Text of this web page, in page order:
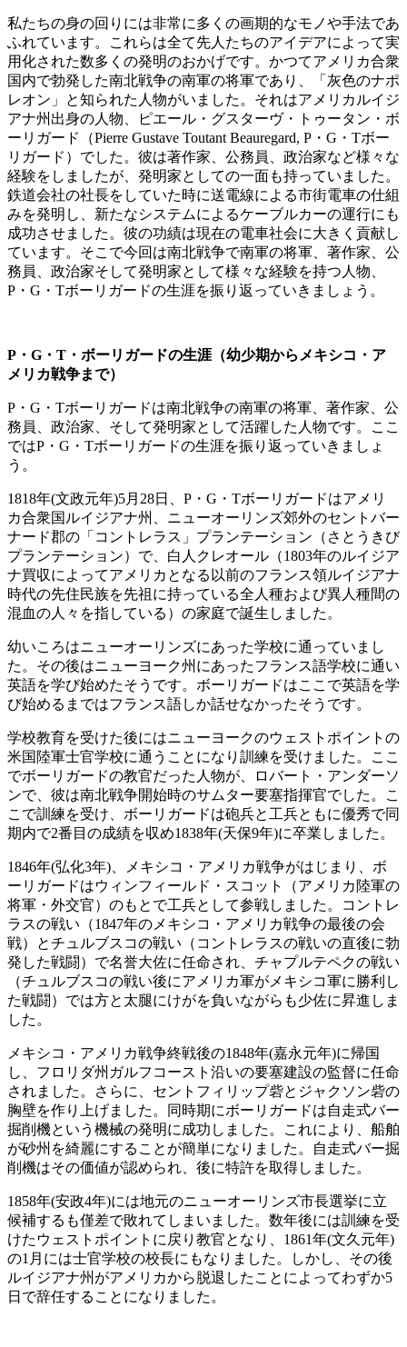
私たちの身の回りには非常に多くの画期的なモノや手法であ
ふれています。これらは全て先人たちのアイデアによって実
用化された数多くの発明のおかげです。かつてアメリカ合衆
国内で勃発した南北戦争の南軍の将軍であり、「灰色のナポ
レオン」と知られた人物がいました。それはアメリカルイジ
アナ州出身の人物、ピエール・グスターヴ・トゥータン・ボ
ーリガード（Pierre Gustave Toutant Beauregard, P・G・Tボー
リガード）でした。彼は著作家、公務員、政治家など様々な
経験をしましたが、発明家としての一面も持っていました。
鉄道会社の社長をしていた時に送電線による市街電車の仕組
みを発明し、新たなシステムによるケーブルカーの運行にも
成功させました。彼の功績は現在の電車社会に大きく貢献し
ています。そこで今回は南北戦争で南軍の将軍、著作家、公
務員、政治家そして発明家として様々な経験を持つ人物、
P・G・Tボーリガードの生涯を振り返っていきましょう。
P・G・T・ボーリガードの生涯（幼少期からメキシコ・ア
メリカ戦争まで）
P・G・Tボーリガードは南北戦争の南軍の将軍、著作家、公
務員、政治家、そして発明家として活躍した人物です。ここ
ではP・G・Tボーリガードの生涯を振り返っていきましょ
う。
1818年(文政元年)5月28日、P・G・Tボーリガードはアメリ
カ合衆国ルイジアナ州、ニューオーリンズ郊外のセントバー
ナード郡の「コントレラス」プランテーション（さとうきび
プランテーション）で、白人クレオール（1803年のルイジア
ナ買収によってアメリカとなる以前のフランス領ルイジアナ
時代の先住民族を先祖に持っている全人種および異人種間の
混血の人々を指している）の家庭で誕生しました。
幼いころはニューオーリンズにあった学校に通っていまし
た。その後はニューヨーク州にあったフランス語学校に通い
英語を学び始めたそうです。ボーリガードはここで英語を学
び始めるまではフランス語しか話せなかったそうです。
学校教育を受けた後にはニューヨークのウェストポイントの
米国陸軍士官学校に通うことになり訓練を受けました。ここ
でボーリガードの教官だった人物が、ロバート・アンダーソ
ンで、彼は南北戦争開始時のサムター要塞指揮官でした。こ
こで訓練を受け、ボーリガードは砲兵と工兵ともに優秀で同
期内で2番目の成績を収め1838年(天保9年)に卒業しました。
1846年(弘化3年)、メキシコ・アメリカ戦争がはじまり、ボ
ーリガードはウィンフィールド・スコット（アメリカ陸軍の
将軍・外交官）のもとで工兵として参戦しました。コントレ
ラスの戦い（1847年のメキシコ・アメリカ戦争の最後の会
戦）とチュルブスコの戦い（コントレラスの戦いの直後に勃
発した戦闘）で名誉大佐に任命され、チャプルテペクの戦い
（チュルブスコの戦い後にアメリカ軍がメキシコ軍に勝利し
た戦闘）では方と太腿にけがを負いながらも少佐に昇進しま
した。
メキシコ・アメリカ戦争終戦後の1848年(嘉永元年)に帰国
し、フロリダ州ガルフコースト沿いの要塞建設の監督に任命
されました。さらに、セントフィリップ砦とジャクソン砦の
胸壁を作り上げました。同時期にボーリガードは自走式バー
掘削機という機械の発明に成功しました。これにより、船舶
が砂州を綺麗にすることが簡単になりました。自走式バー掘
削機はその価値が認められ、後に特許を取得しました。
1858年(安政4年)には地元のニューオーリンズ市長選挙に立
候補するも僅差で敗れてしまいました。数年後には訓練を受
けたウェストポイントに戻り教官となり、1861年(文久元年)
の1月には士官学校の校長にもなりました。しかし、その後
ルイジアナ州がアメリカから脱退したことによってわずか5
日で辞任することになりました。